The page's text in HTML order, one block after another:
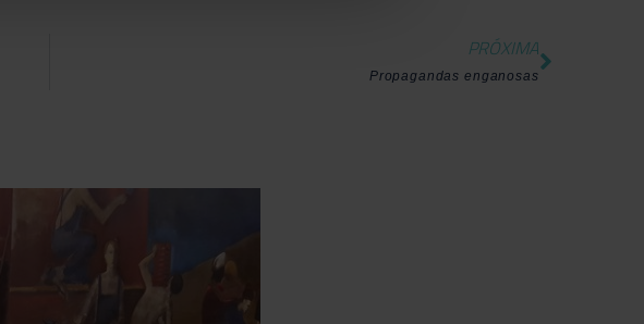
PRÓXIMA
Propagandas enganosas